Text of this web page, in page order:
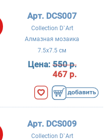
Арт. DCS007
Collection D`Art
Алмазная мозаика
7.5x7.5 см
Цена:550 р.
467 р.
Арт. DCS009
Collection D`Art